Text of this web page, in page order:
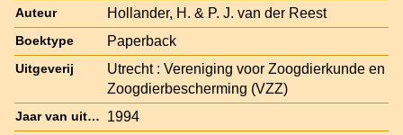
Auteur Hollander, H. & P. J. van der Reest
Boektype Paperback
Uitgeverij
Utrecht : Vereniging voor Zoogdierkunde en
Zoogdierbescherming (VZZ)
Jaar van uitgave 1994